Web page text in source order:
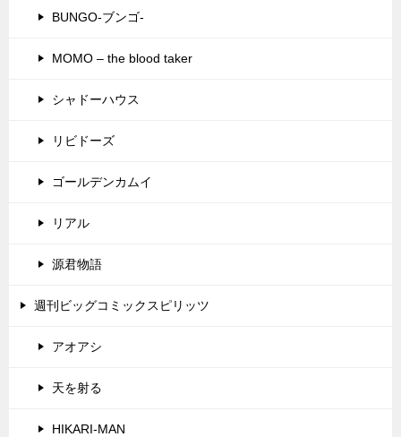
BUNGO-ブンゴ-
MOMO – the blood taker
シャドーハウス
リビドーズ
ゴールデンカムイ
リアル
源君物語
週刊ビッグコミックスピリッツ
アオアシ
天を射る
HIKARI-MAN